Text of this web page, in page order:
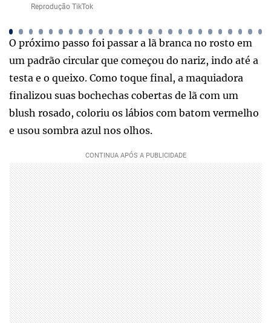
Reprodução TikTok
O próximo passo foi passar a lã branca no rosto em
um padrão circular que começou do nariz, indo até a
testa e o queixo. Como toque final, a maquiadora
finalizou suas bochechas cobertas de lã com um
blush rosado, coloriu os lábios com batom vermelho
e usou sombra azul nos olhos.